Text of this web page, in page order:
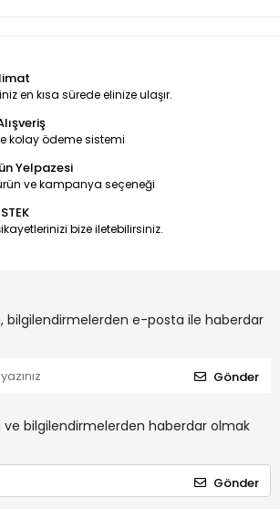
en kısa sürede elinize ulaşır.
kolay ödeme sistemi
Yelpazesi
ve kampanya seçeneği
bize iletebilirsiniz.
bilgilendirmelerden e-posta ile haberdar
Gönder
bilgilendirmelerden haberdar olmak
Gönder